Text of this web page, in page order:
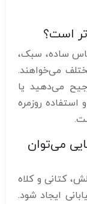
است؟
ساده، سبک،
می‌خواهند.
می‌دهید یا
روزمره
می‌توان
کتانی و کلاه
ایجاد شود.